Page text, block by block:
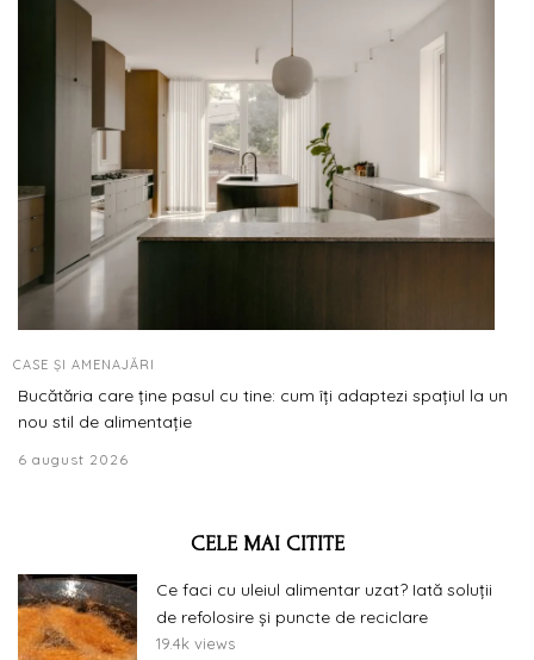
CASE ȘI AMENAJĂRI
Bucătăria care ține pasul cu tine: cum îți adaptezi spațiul la un
nou stil de alimentație
6 august 2026
CELE MAI CITITE
Ce faci cu uleiul alimentar uzat? Iată soluții
de refolosire și puncte de reciclare
19.4k views